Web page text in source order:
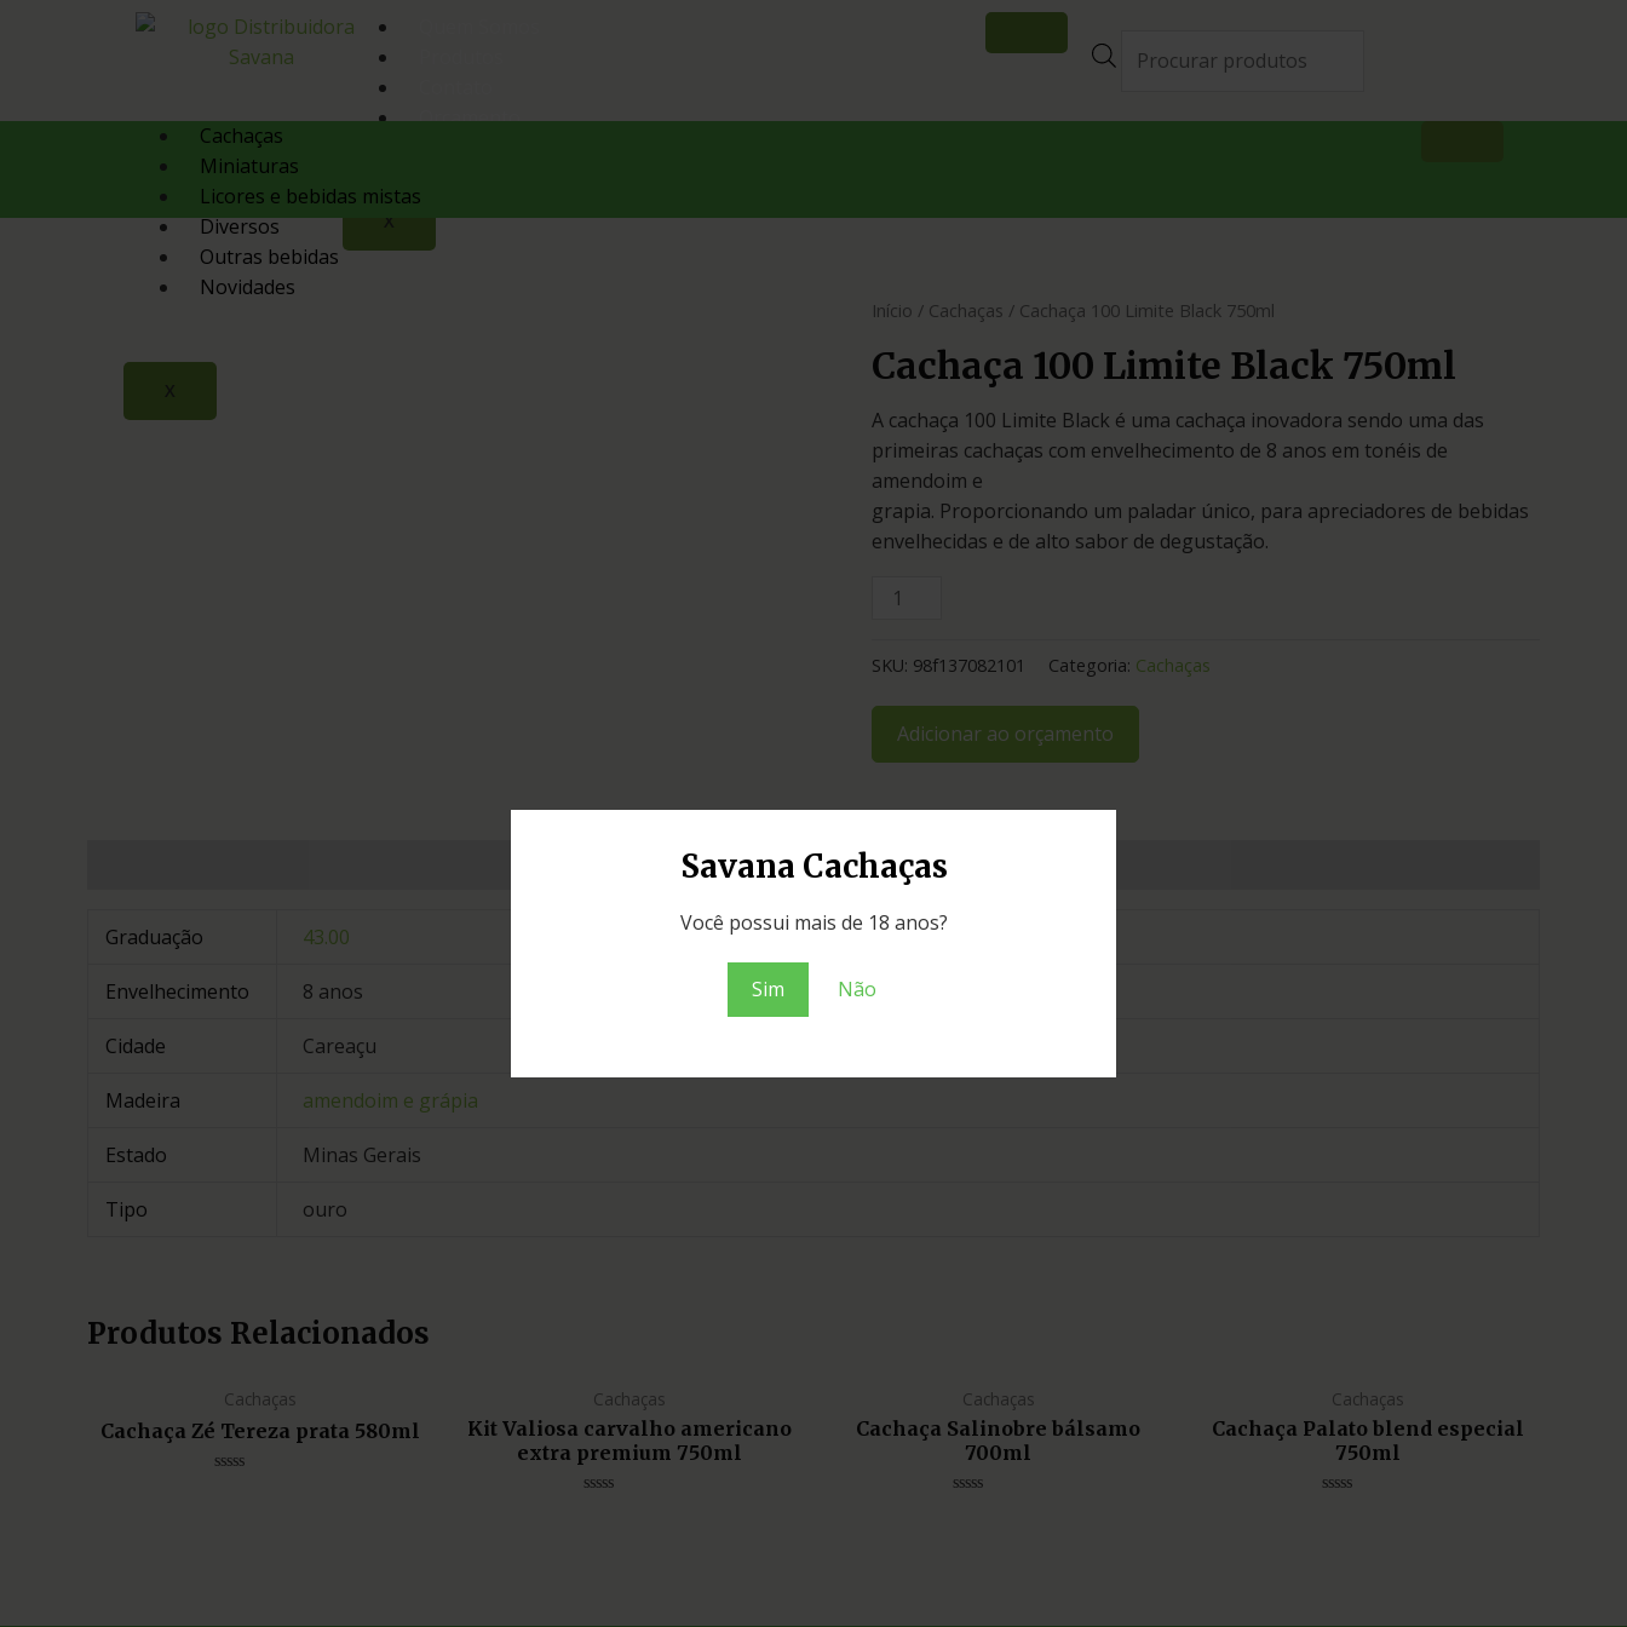
Savana Cachaças
Você possui mais de 18 anos?
Sim Não
Orçamento
X
Cachaças
Miniaturas
Licores e bebidas mistas
Diversos
Outras bebidas
Novidades
X
Início / Cachaças / Cachaça 100 Limite Black 750ml
Cachaça 100 Limite Black 750ml
A cachaça 100 Limite Black é uma cachaça inovadora sendo uma das
primeiras cachaças com envelhecimento de 8 anos em tonéis de
amendoim e
grapia. Proporcionando um paladar único, para apreciadores de bebidas
envelhecidas e de alto sabor de degustação.
SKU: 98f137082101 Categoria: Cachaças
Adicionar ao orçamento
Graduação 43.00
Envelhecimento 8 anos
Cidade Careaçu
Madeira amendoim e grápia
Estado Minas Gerais
Tipo ouro
Produtos Relacionados
Cachaças
Cachaça Zé Tereza prata 580ml
Cachaças
Kit Valiosa carvalho americano
extra premium 750ml
Cachaças
Cachaça Salinobre bálsamo
700ml
Cachaças
Cachaça Palato blend especial
750ml